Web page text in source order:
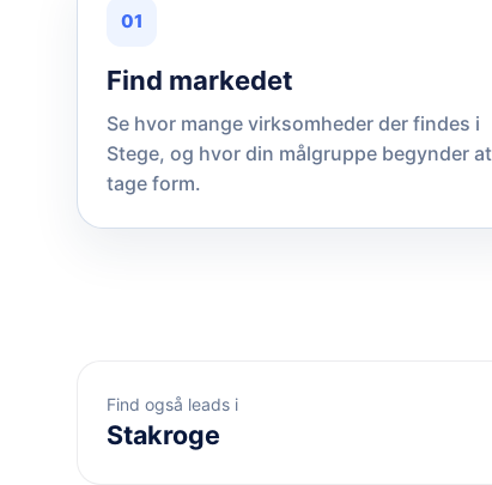
01
Find markedet
Se hvor mange virksomheder der findes i
Stege, og hvor din målgruppe begynder at
tage form.
Find også leads i
Stakroge